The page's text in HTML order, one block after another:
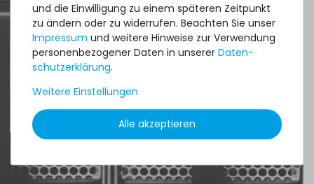
8,90 € *
1 Stück
Thermal Grizzly Duronaut Wärmeleitpaste / Thermal
Paste - 2g Tube - TG-D-002-R
7Stück sofort lieferbar
DAVID G.
ausTres Cantos
4.96 /5.00aus8.500Bewertungen
und die Einwilligung zu einem späteren Zeitpunkt
zu ändern oder zu widerrufen. Beachten Sie unser
Impressum und weitere Hinweise zur Verwendung
personenbezogener Daten in unserer Daten­
schutz­erklärung.
Weitere Einstellungen
Alle akzeptieren